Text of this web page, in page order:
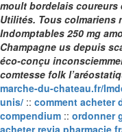
moult bordelais coureurs
Utilités. Tous
Indomptables 250 mg
Champagne us depuis
éco-conçu
comtesse folk
marche-du-chateau.fr/
unis/ :: comment acheter
compendium :: ordonner
acheter revia pharmacie